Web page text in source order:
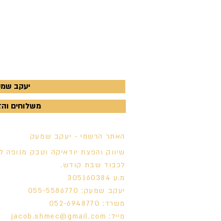
יעקב שמעק -
משלוחים והזמנות -
האתר הרשמי - יעקב שמעק
שיווק והפצת יודאיקה וטבק מנופה
לכבוד שבת קודש.
מ.ע 305160384
יעקב שמעק: 055-5586770
משרד: 052-6948770
מייל: jacob.shmec@gmail.com